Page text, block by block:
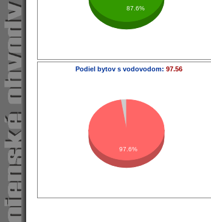
87.6%
Podiel bytov s vodovodom: 97.56
97.6%